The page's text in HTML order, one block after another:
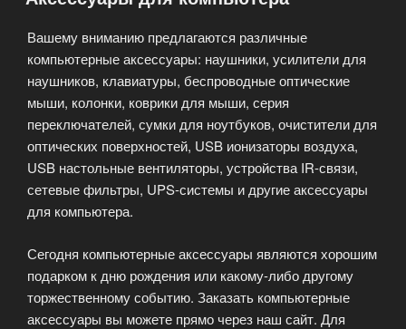
Вашему вниманию предлагаются различные
компьютерные аксессуары: наушники, усилители для
наушников, клавиатуры, беспроводные оптические
мыши, колонки, коврики для мыши, серия
переключателей, сумки для ноутбуков, очистители для
оптических поверхностей, USB ионизаторы воздуха,
USB настольные вентиляторы, устройства IR-связи,
сетевые фильтры, UPS-системы и другие аксессуары
для компьютера.
Сегодня компьютерные аксессуары являются хорошим
подарком к дню рождения или какому-либо другому
торжественному событию. Заказать компьютерные
аксессуары вы можете прямо через наш сайт. Для